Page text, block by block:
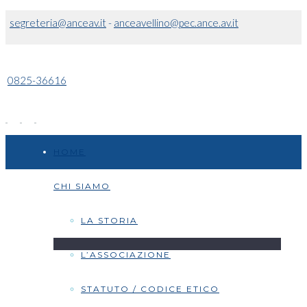
segreteria@anceav.it- anceavellino@pec.ance.av.it
0825-36616
CHI SIAMO
LA STORIA
L’ASSOCIAZIONE
STATUTO / CODICE ETICO